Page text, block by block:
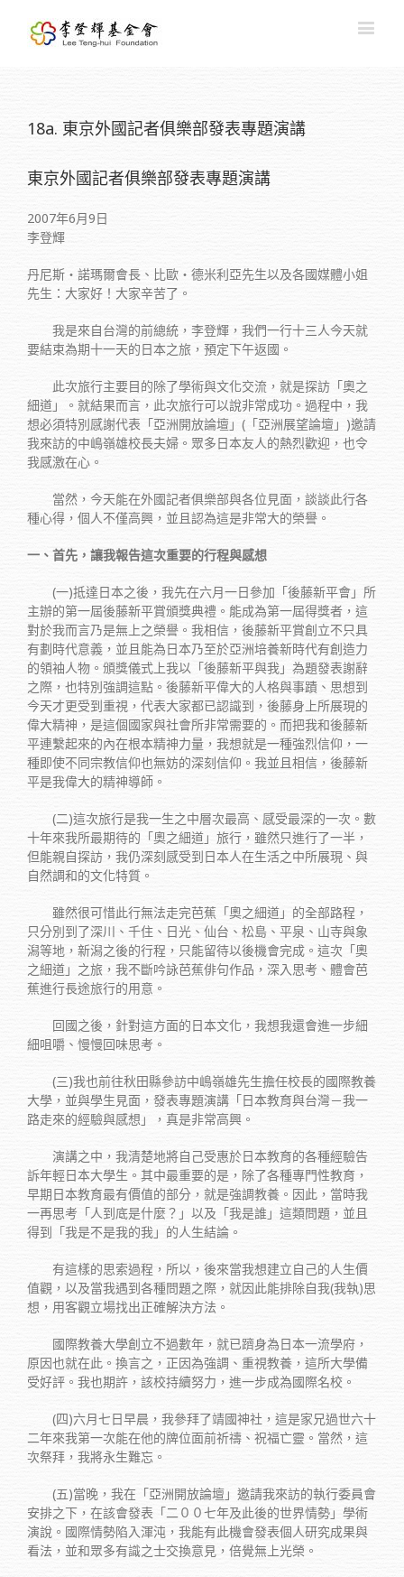
18a. 東京外國記者俱樂部發表專題演講
東京外國記者俱樂部發表專題演講
2007年6月9日
李登輝
丹尼斯‧諾瑪爾會長、比歐‧德米利亞先生以及各國媒體小姐
先生：大家好！大家辛苦了。
我是來自台灣的前總統，李登輝，我們一行十三人今天就
要結束為期十一天的日本之旅，預定下午返國。
此次旅行主要目的除了學術與文化交流，就是探訪「奧之
細道」。就結果而言，此次旅行可以說非常成功。過程中，我
想必須特別感謝代表「亞洲開放論壇」(「亞洲展望論壇」)邀請
我來訪的中嶋嶺雄校長夫婦。眾多日本友人的熱烈歡迎，也令
我感激在心。
當然，今天能在外國記者俱樂部與各位見面，談談此行各
種心得，個人不僅高興，並且認為這是非常大的榮譽。
一、首先，讓我報告這次重要的行程與感想
(一)抵達日本之後，我先在六月一日參加「後藤新平會」所
主辦的第一屆後藤新平賞頒獎典禮。能成為第一屆得獎者，這
對於我而言乃是無上之榮譽。我相信，後藤新平賞創立不只具
有劃時代意義，並且能為日本乃至於亞洲培養新時代有創造力
的領袖人物。頒獎儀式上我以「後藤新平與我」為題發表謝辭
之際，也特別強調這點。後藤新平偉大的人格與事蹟、思想到
今天才更受到重視，代表大家都已認識到，後藤身上所展現的
偉大精神，是這個國家與社會所非常需要的。而把我和後藤新
平連繫起來的內在根本精神力量，我想就是一種強烈信仰，一
種即使不同宗教信仰也無妨的深刻信仰。我並且相信，後藤新
平是我偉大的精神導師。
(二)這次旅行是我一生之中層次最高、感受最深的一次。數
十年來我所最期待的「奧之細道」旅行，雖然只進行了一半，
但能親自探訪，我仍深刻感受到日本人在生活之中所展現、與
自然調和的文化特質。
雖然很可惜此行無法走完芭蕉「奧之細道」的全部路程，
只分別到了深川、千住、日光、仙台、松島、平泉、山寺與象
潟等地，新潟之後的行程，只能留待以後機會完成。這次「奧
之細道」之旅，我不斷吟詠芭蕉俳句作品，深入思考、體會芭
蕉進行長途旅行的用意。
回國之後，針對這方面的日本文化，我想我還會進一步細
細咀嚼、慢慢回味思考。
(三)我也前往秋田縣參訪中嶋嶺雄先生擔任校長的國際教養
大學，並與學生見面，發表專題演講「日本教育與台灣－我一
路走來的經驗與感想」，真是非常高興。
演講之中，我清楚地將自己受惠於日本教育的各種經驗告
訴年輕日本大學生。其中最重要的是，除了各種專門性教育，
早期日本教育最有價值的部分，就是強調教養。因此，當時我
一再思考「人到底是什麼？」以及「我是誰」這類問題，並且
得到「我是不是我的我」的人生結論。
有這樣的思索過程，所以，後來當我想建立自己的人生價
值觀，以及當我遇到各種問題之際，就因此能排除自我(我執)思
想，用客觀立場找出正確解決方法。
國際教養大學創立不過數年，就已躋身為日本一流學府，
原因也就在此。換言之，正因為強調、重視教養，這所大學備
受好評。我也期許，該校持續努力，進一步成為國際名校。
(四)六月七日早晨，我參拜了靖國神社，這是家兄過世六十
二年來我第一次能在他的牌位面前祈禱、祝福亡靈。當然，這
次祭拜，我將永生難忘。
(五)當晚，我在「亞洲開放論壇」邀請我來訪的執行委員會
安排之下，在該會發表「二００七年及此後的世界情勢」學術
演說。國際情勢陷入渾沌，我能有此機會發表個人研究成果與
看法，並和眾多有識之士交換意見，倍覺無上光榮。